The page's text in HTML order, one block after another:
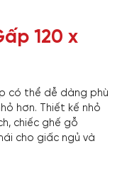
120 x
có thể dễ dàng phù
hơn. Thiết kế nhỏ
chiếc ghế gỗ
cho giấc ngủ và